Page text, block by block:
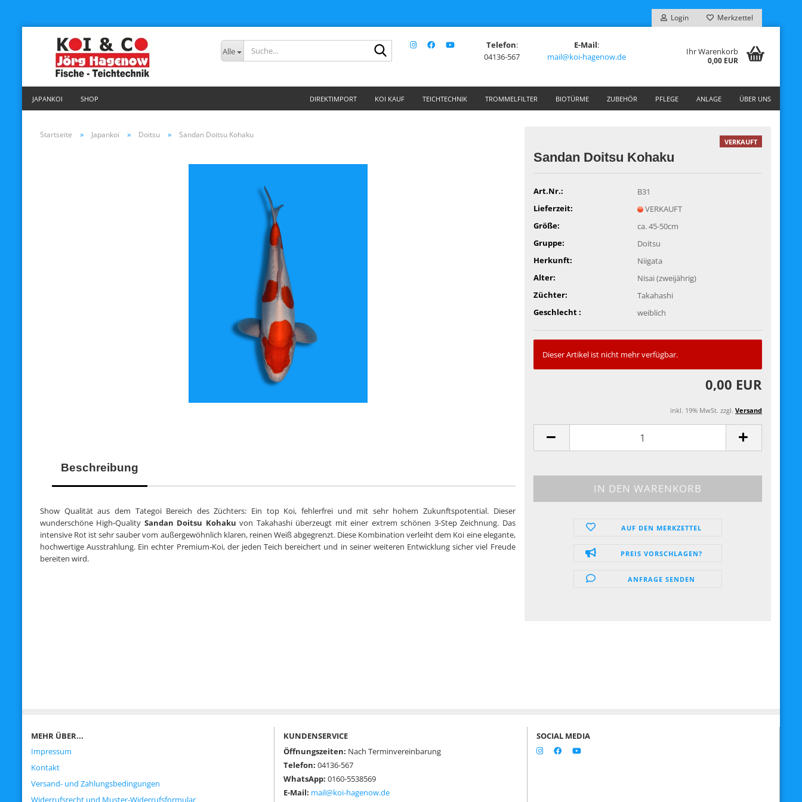
Login Merkzettel
Alle
Suche... Telefon:
04136-567
E-Mail:
mail@koi-hagenow.de
Ihr Warenkorb
0,00 EUR
JAPANKOI SHOP DIREKTIMPORT KOI KAUF TEICHTECHNIK TROMMELFILTER BIOTÜRME ZUBEHÖR PFLEGE ANLAGE ÜBER UNS
Startseite » Japankoi » Doitsu » Sandan Doitsu Kohaku
VERKAUFT
Sandan Doitsu Kohaku
Art.Nr.:
B31
Lieferzeit:
VERKAUFT
Größe:
ca. 45-50cm
Gruppe:
Doitsu
Herkunft:
Niigata
Alter:
Nisai (zweijährig)
Züchter:
Takahashi
Geschlecht :
weiblich
Dieser Artikel ist nicht mehr verfügbar.
0,00 EUR
inkl. 19% MwSt. zzgl. Versand
AUF DEN MERKZETTEL
PREIS VORSCHLAGEN?
ANFRAGE SENDEN
Beschreibung
Show Qualität aus dem Tategoi Bereich des Züchters: Ein top Koi, fehlerfrei und mit sehr hohem Zukunftspotential. Dieser
wunderschöne High‑Quality Sandan Doitsu Kohaku von Takahashi überzeugt mit einer extrem schönen 3-Step Zeichnung. Das
intensive Rot ist sehr sauber vom außergewöhnlich klaren, reinen Weiß abgegrenzt. Diese Kombination verleiht dem Koi eine elegante,
hochwertige Ausstrahlung. Ein echter Premium‑Koi, der jeden Teich bereichert und in seiner weiteren Entwicklung sicher viel Freude
bereiten wird.
MEHR ÜBER...
Impressum
Kontakt
Versand- und Zahlungsbedingungen
Widerrufsrecht und Muster-Widerrufsformular
KUNDENSERVICE
Öffnungszeiten: Nach Terminvereinbarung
Telefon:04136-567
WhatsApp:0160-5538569
E-Mail: mail@koi-hagenow.de
SOCIAL MEDIA